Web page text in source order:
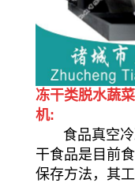
冻干类脱水蔬
机:
食品真空
干食品是目前
保存方法，其